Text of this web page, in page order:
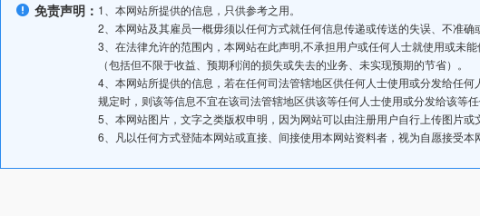
免责声明： 1、本网站所提供的信息，只供参考之用。
2、本网站及其雇员一概毋须以任何方式就任何信息传递或传送的失误、不准确
3、在法律允许的范围内，本网站在此声明,不承担用户或任何人士就使用或未
（包括但不限于收益、预期利润的损失或失去的业务、未实现预期的节省）。
4、本网站所提供的信息，若在任何司法管辖地区供任何人士使用或分发给任
规定时，则该等信息不宜在该司法管辖地区供该等任何人士使用或分发给该等
5、本网站图片，文字之类版权申明，因为网站可以由注册用户自行上传图片
6、凡以任何方式登陆本网站或直接、间接使用本网站资料者，视为自愿接受本